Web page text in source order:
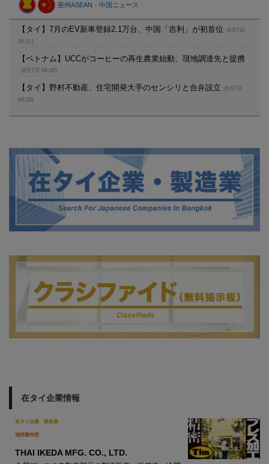
亜州ASEAN・中国ニュース
【タイ】7月のEV新車登録2.1万台、中国「吉利」が初首位
(8月7日
09:21)
【ベトナム】UCCがコーヒーの再生農業始動、現地調達先と提携
(8月7日 09:20)
【タイ】野村不動産、住宅開発大手のセンシリと合弁設立
(8月7日
09:20)
在タイ企業情報
在タイ企業・製造業
池田製作所
THAI IKEDA MFG. CO., LTD.